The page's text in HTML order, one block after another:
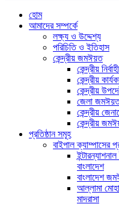
হোম
আমাদের সম্পর্কে
লক্ষ্য ও উদ্দেশ্য
পরিচিতি ও ইতিহাস
কেন্দ্রীয় জমঈয়ত
কেন্দ্রীয়
কেন্দ্রীয়
কেন্দ্রীয়
জেলা
কেন্দ্রীয়
কেন্দ্রীয়
প্রতিষ্ঠান সমূহ
বাইপাল ক্যাম্পাসের
বাংলাদেশ
বাংলাদেশ
আল্লামা
মাদরাসা